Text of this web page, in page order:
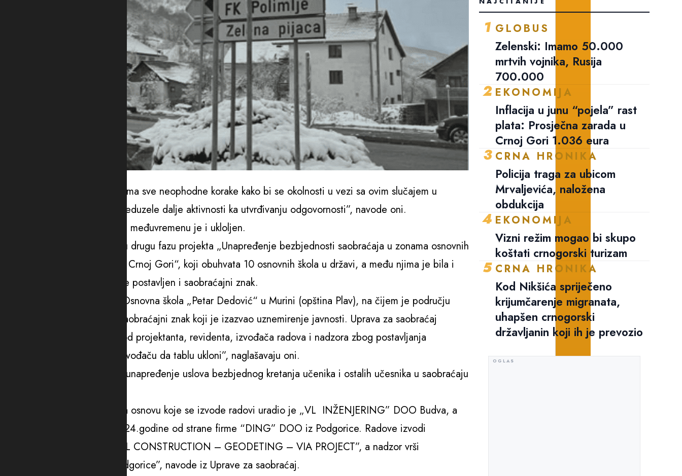
“Uprava za saobraćaj preduzima sve neophodne korake kako bi se okolnosti u vezi sa ovim slučajem u
potpunosti razjasnile, kao i preduzele dalje aktivnosti ka utvrđivanju odgovornosti”, navode oni.
Znak, koji je izazvao tenzije u međuvremenu je i ukloljen.
Kako objašnjavaju, sproveli su drugu fazu projekta „Unapređenje bezbjednosti saobraćaja u zonama osnovnih
škola na državnim putevima u Crnoj Gori“, koji obuhvata 10 osnovnih škola u državi, a među njima je bila i
škola u Murini u blozini koje je postavljen i saobraćajni znak.
“Projektom je obuhvaćena i Osnovna škola „Petar Dedović“ u Murini (opština Plav), na čijem je području
prethodnih dana postavljen saobraćajni znak koji je izazvao uznemirenje javnosti. Uprava za saobraćaj
zatražila je hitno izjašnjenje od projektanta, revidenta, izvođača radova i nadzora zbog postavljanja
navedene table, te naložila izvođaču da tablu ukloni”, naglašavaju oni.
Cilj projekta je, kako dodaju, unapređenje uslova bezbjednog kretanja učenika i ostalih učesnika u saobraćaju
“Projekatnu dokumentaciju na osnovu koje se izvode radovi uradio je „VL INŽENJERING” DOO Budva, a
koja je revidovana u maju 2024.godine od strane firme “DING” DOO iz Podgorice. Radove izvodi
Konzoreijum „SIGNAL – HILL CONSTRUCTION – GEODETING – VIA PROJECT”, a nadzor vrši
“PROJECTMAN” DOO iz Podgorice”, navode iz Uprave za saobraćaj.
1 GLOBUS
Zelenski: Imamo 50.000
mrtvih vojnika, Rusija
700.000
2 EKONOMIJA
Inflacija u junu “pojela” rast
plata: Prosječna zarada u
Crnoj Gori 1.036 eura
3 CRNA HRONIKA
Policija traga za ubicom
Mrvaljevića, naložena
obdukcija
4 EKONOMIJA
Vizni režim mogao bi skupo
koštati crnogorski turizam
5 CRNA HRONIKA
Kod Nikšića spriječeno
krijumčarenje migranata,
uhapšen crnogorski
državljanin koji ih je prevozio